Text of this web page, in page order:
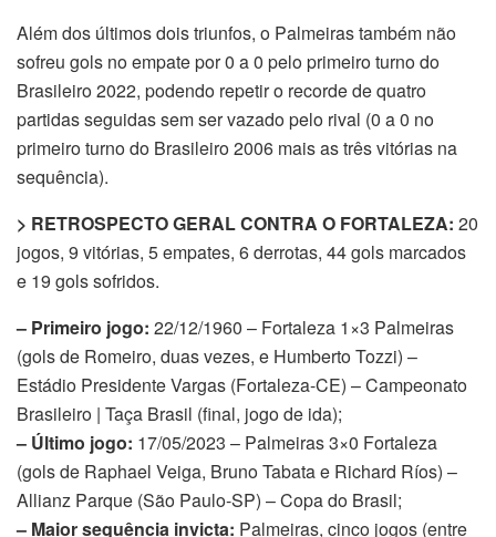
Além dos últimos dois triunfos, o Palmeiras também não
sofreu gols no empate por 0 a 0 pelo primeiro turno do
Brasileiro 2022, podendo repetir o recorde de quatro
partidas seguidas sem ser vazado pelo rival (0 a 0 no
primeiro turno do Brasileiro 2006 mais as três vitórias na
sequência).
> RETROSPECTO GERAL CONTRA O FORTALEZA: 20
jogos, 9 vitórias, 5 empates, 6 derrotas, 44 gols marcados
e 19 gols sofridos.
– Primeiro jogo: 22/12/1960 – Fortaleza 1×3 Palmeiras
(gols de Romeiro, duas vezes, e Humberto Tozzi) –
Estádio Presidente Vargas (Fortaleza-CE) – Campeonato
Brasileiro | Taça Brasil (final, jogo de ida);
– Último jogo: 17/05/2023 – Palmeiras 3×0 Fortaleza
(gols de Raphael Veiga, Bruno Tabata e Richard Ríos) –
Allianz Parque (São Paulo-SP) – Copa do Brasil;
– Maior sequência invicta: Palmeiras, cinco jogos (entre